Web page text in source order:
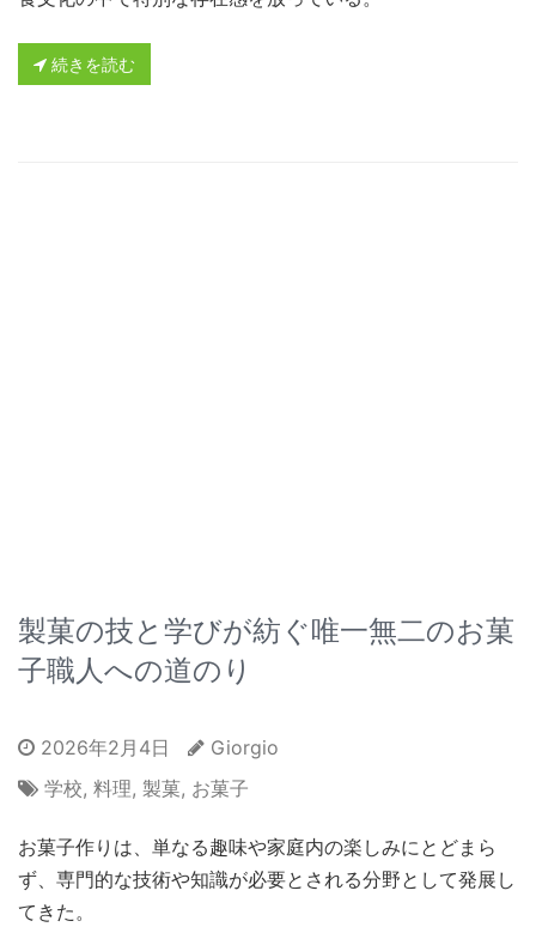
続きを読む
製菓の技と学びが紡ぐ唯一無二のお菓
子職人への道のり
2026年2月4日
Giorgio
学校, 料理, 製菓, お菓子
お菓子作りは、単なる趣味や家庭内の楽しみにとどまら
ず、専門的な技術や知識が必要とされる分野として発展し
てきた。